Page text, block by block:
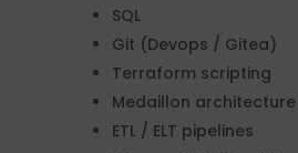
SQL
Git (Devops / Gitea)
Terraform scripting
Medaillon architecture
ETL / ELT pipelines